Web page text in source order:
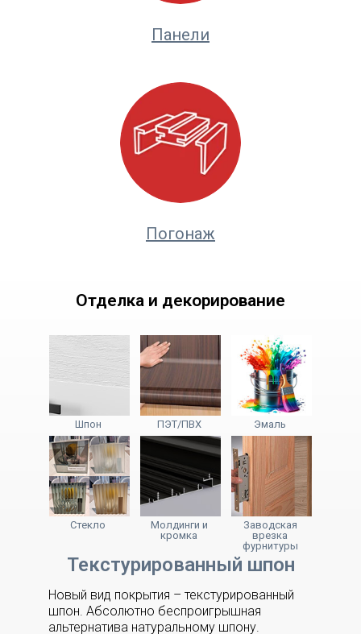
Панели
Погонаж
Шпон
Отделка и декорирование
ПЭТ/ПВХ Эмаль
Стекло
Молдинги и
кромка
Заводская
врезка
фурнитуры
Текстурированный шпон
Новый вид покрытия – текстурированный
шпон. Абсолютно беспроигрышная
альтернатива натуральному шпону.